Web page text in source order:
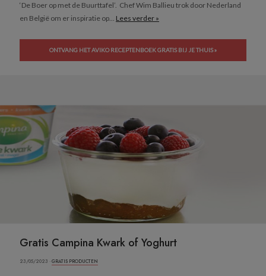
‘De Boer op met de Buurttafel’. Chef Wim Ballieu trok door Nederland
en België om er inspiratie op... Lees verder »
ONTVANG HET AVIKO RECEPTENBOEK GRATIS BIJ JE THUIS »
Gratis Campina Kwark of Yoghurt
23/05/2023 ·GRATIS PRODUCTEN